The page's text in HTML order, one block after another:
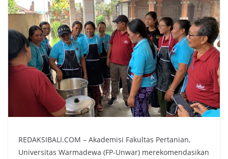
REDAKSIBALI.COM – Akademisi Fakultas Pertanian,
Universitas Warmadewa (FP-Unwar) merekomendasikan